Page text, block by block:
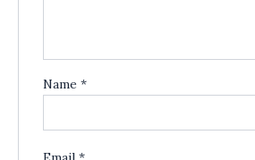
Name *